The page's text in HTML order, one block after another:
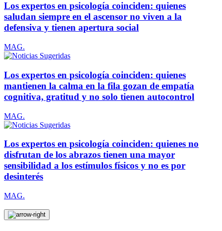
Los expertos en psicología coinciden: quienes
saludan siempre en el ascensor no viven a la
defensiva y tienen apertura social
MAG.
Los expertos en psicología coinciden: quienes
mantienen la calma en la fila gozan de empatía
cognitiva, gratitud y no solo tienen autocontrol
MAG.
Los expertos en psicología coinciden: quienes no
disfrutan de los abrazos tienen una mayor
sensibilidad a los estímulos físicos y no es por
desinterés
MAG.